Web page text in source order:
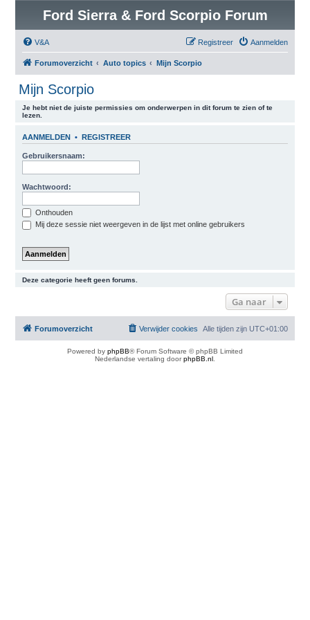
Ford Sierra & Ford Scorpio Forum
V&A Aanmelden
Registreer
Forumoverzicht Auto topics Mijn Scorpio
Mijn Scorpio
Je hebt niet de juiste permissies om onderwerpen in dit forum te zien of te
lezen.
AANMELDEN • REGISTREER
Gebruikersnaam:
Wachtwoord:
Onthouden
Mij deze sessie niet weergeven in de lijst met online gebruikers
Deze categorie heeft geen forums.
Ga naar
Forumoverzicht Alle tijden zijn UTC+01:00
Verwijder cookies
Powered by phpBB® Forum Software © phpBB Limited
Nederlandse vertaling doorphpBB.nl